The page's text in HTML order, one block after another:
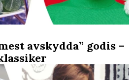
avskydda” godis –